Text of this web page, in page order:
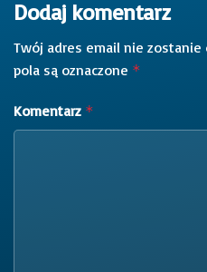
Dodaj komentarz
Twój adres email nie zostanie
pola są oznaczone *
Komentarz *